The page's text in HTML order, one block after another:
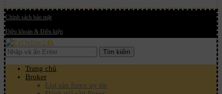
Chính sách bảo mật
Điều khoản & Điều kiện
Tìm kiếm
Trang chủ
Broker
List sàn forex uy tín